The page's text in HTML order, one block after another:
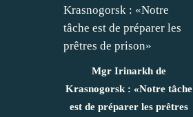
Mgr Irinarkh de
Krasnogorsk : «Notre tâche
est de préparer les prêtres